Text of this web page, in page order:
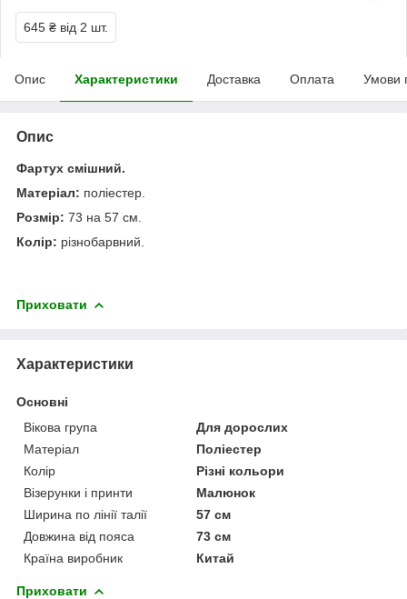
645 ₴ від 2 шт.
Опис Характеристики Доставка Оплата Умови
Опис
Фартух смішний.
Матеріал: поліестер.
Розмір: 73 на 57 см.
Колір: різнобарвний.
Приховати
Характеристики
Основні
Вікова група
Для дорослих
Матеріал
Поліестер
Колір
Різні кольори
Візерунки і принти
Малюнок
Ширина по лінії талії
57 см
Довжина від пояса
73 см
Країна виробник
Китай
Приховати